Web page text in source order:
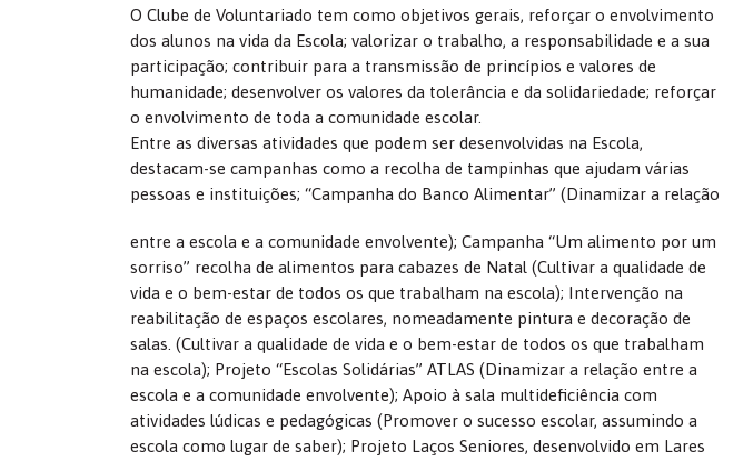
O Clube de Voluntariado tem como objetivos gerais, reforçar o envolvimento
dos alunos na vida da Escola; valorizar o trabalho, a responsabilidade e a sua
participação; contribuir para a transmissão de princípios e valores de
humanidade; desenvolver os valores da tolerância e da solidariedade; reforçar
o envolvimento de toda a comunidade escolar.
Entre as diversas atividades que podem ser desenvolvidas na Escola,
destacam-se campanhas como a recolha de tampinhas que ajudam várias
pessoas e instituições; “Campanha do Banco Alimentar” (Dinamizar a relação
entre a escola e a comunidade envolvente); Campanha “Um alimento por um
sorriso” recolha de alimentos para cabazes de Natal (Cultivar a qualidade de
vida e o bem-estar de todos os que trabalham na escola); Intervenção na
reabilitação de espaços escolares, nomeadamente pintura e decoração de
salas. (Cultivar a qualidade de vida e o bem-estar de todos os que trabalham
na escola); Projeto “Escolas Solidárias” ATLAS (Dinamizar a relação entre a
escola e a comunidade envolvente); Apoio à sala multideficiência com
atividades lúdicas e pedagógicas (Promover o sucesso escolar, assumindo a
escola como lugar de saber); Projeto Laços Seniores, desenvolvido em Lares